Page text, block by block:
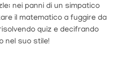
nei panni di un simpatico
il matematico a fuggire da
quiz e decifrando
nel suo stile!